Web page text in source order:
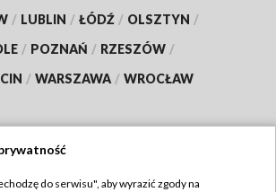
/ LUBLIN / ŁÓDŹ / OLSZTYN /
/ POZNAŃ / RZESZÓW /
/ WARSZAWA / WROCŁAW
do serwisu", aby wyrazić zgody na